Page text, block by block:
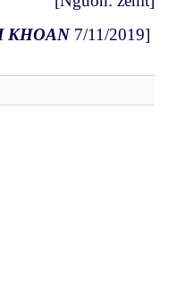
KHOAN7/11/2019]